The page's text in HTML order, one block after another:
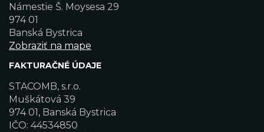
Námestie Š. Moysesa 29
974 01
Banská Bystrica
Zobraziť na mape
FAKTURAČNÉ ÚDAJE
STACOMB, s.r.o.
Muškátová 39
974 01, Banská Bystrica
IČO: 44534850